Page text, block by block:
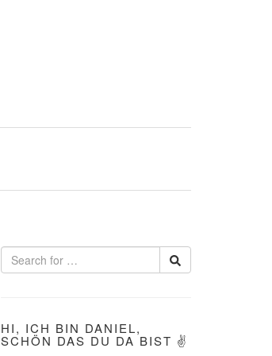
HI, ICH BIN DANIEL,
SCHÖN DAS DU DA BIST ✌